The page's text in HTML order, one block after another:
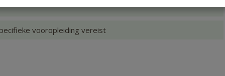
vooropleiding vereist